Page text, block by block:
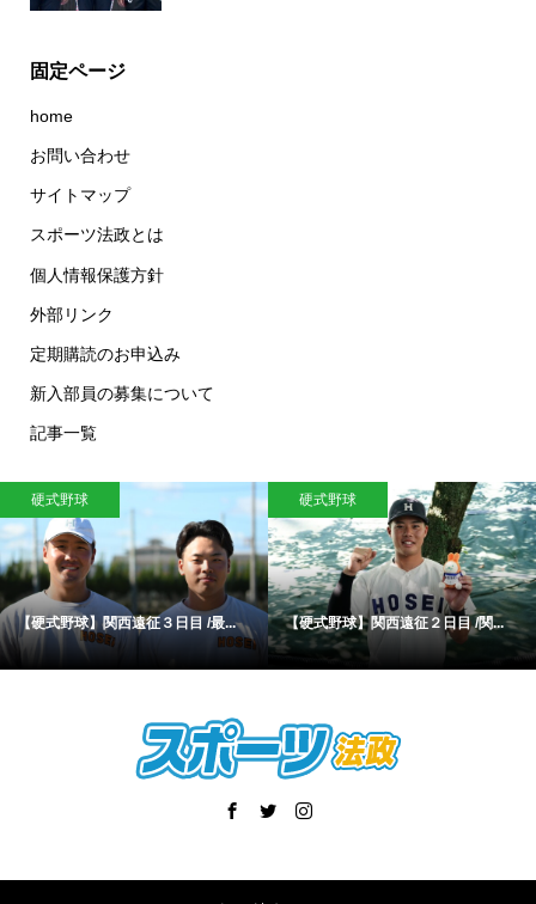
固定ページ
home
お問い合わせ
サイトマップ
スポーツ法政とは
個人情報保護方針
外部リンク
定期購読のお申込み
新入部員の募集について
記事一覧
硬式野球
【硬式野球】関西遠征３日目 /最...
硬式野球
【硬式野球】関西遠征２日目 /関...